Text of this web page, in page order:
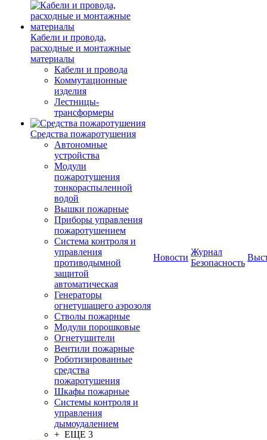
Кабели и провода,
расходные и монтажные
материалы
Кабели и провода
Коммутационные
изделия
Лестницы-
трансформеры
Средства пожаротушения
Автономные
устройства
Модули
пожаротушения
тонкораспыленной
водой
Вышки пожарные
Приборы управления
пожаротушением
Система контроля и
управления
противодымной
защитой
автоматическая
Генераторы
огнетушащего аэрозоля
Стволы пожарные
Модули порошковые
Огнетушители
Вентили пожарные
Роботизированные
средства
пожаротушения
Шкафы пожарные
Системы контроля и
управления
дымоудалением
+ ЕЩЕ 3
Новости
Журнал
Безопасность